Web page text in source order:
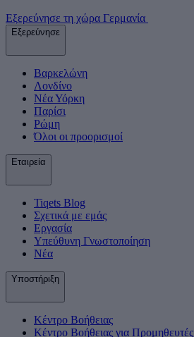
Εξερεύνησε τη χώρα Γερμανία
Εξερεύνησε
Βαρκελώνη
Λονδίνο
Νέα Υόρκη
Παρίσι
Ρώμη
Όλοι οι προορισμοί
Εταιρεία
Tiqets Βlog
Σχετικά με εμάς
Εργασία
Υπεύθυνη Γνωστοποίηση
Νέα
Υποστήριξη
Κέντρο Βοήθειας
Κέντρο Βοήθειας για Προμηθευτές